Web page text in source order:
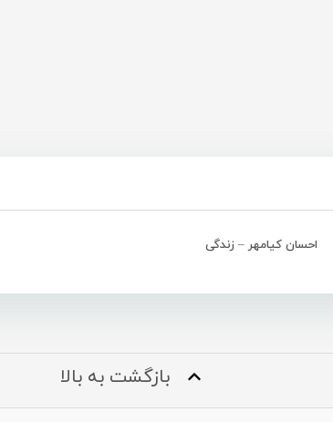
احسان کیامهر – زندگی
بازگشت به بالا